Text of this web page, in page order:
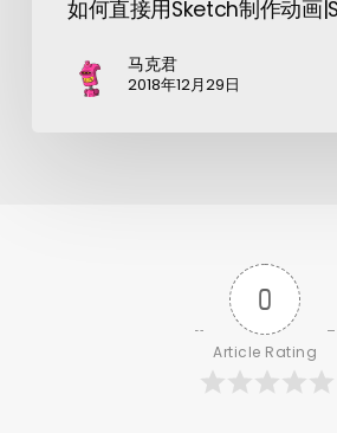
如何直接用Sketch制作动画
马克君
2018年12月29日
0
Article Rating